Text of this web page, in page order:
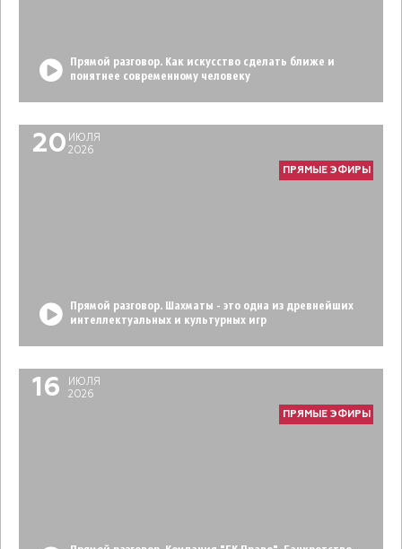
Прямой разговор. Как искусство сделать ближе и
понятнее современному человеку
20 ИЮЛЯ
2026
ПРЯМЫЕ ЭФИРЫ
Прямой разговор. Шахматы - это одна из древнейших
интеллектуальных и культурных игр
16
ИЮЛЯ
2026
ПРЯМЫЕ ЭФИРЫ